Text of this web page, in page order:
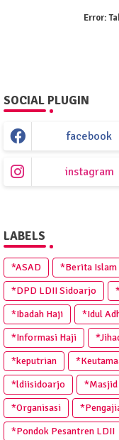
Error:
SOCIAL PLUGIN
facebook
instagram
LABELS
*ASAD *Berita Islam
*DPD LDII Sidoarjo
*Ibadah Haji
*Idul
*Informasi Haji
*keputrian
*ldiisidoarjo
*Masjid
*Organisasi
*Pondok Pesantren LDII